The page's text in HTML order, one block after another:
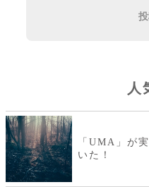
人
「UMA」が
いた！